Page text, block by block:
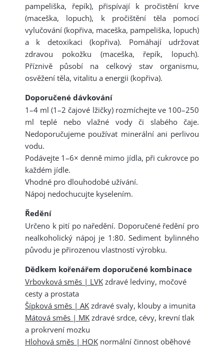
pampeliška, řepík), přispívají k pročistění krve
(maceška, lopuch), k pročištění těla pomocí
vylučování (kopřiva, maceška, pampeliška, lopuch)
a k detoxikaci (kopřiva). Pomáhají udržovat
zdravou pokožku (maceška, řepík, lopuch).
Příznivě působí na celkový stav organismu,
osvěžení těla, vitalitu a energii (kopřiva).
Doporučené dávkování
1–4 ml (1–2 čajové lžičky) rozmíchejte ve 100–250
ml teplé nebo vlažné vody či slabého čaje.
Nedoporučujeme používat minerální ani perlivou
vodu.
Podávejte 1–6× denně mimo jídla, při cukrovce po
každém jídle.
Vhodné pro dlouhodobé užívání.
Nápoj nedochucujte kyselením.
Ředění
Určeno k pití po naředění. Doporučené ředění pro
nealkoholický nápoj je 1:80. Sediment bylinného
původu je přirozenou vlastností výrobku.
Dědkem kořenářem doporučené kombinace
Vrbovková směs | LVK zdravé ledviny, močové
cesty a prostata
Šípková směs | AK zdravé svaly, klouby a imunita
Mátová směs | MK zdravé srdce, cévy, krevní tlak
a prokrvení mozku
Hlohová směs | HOK normální činnost oběhové